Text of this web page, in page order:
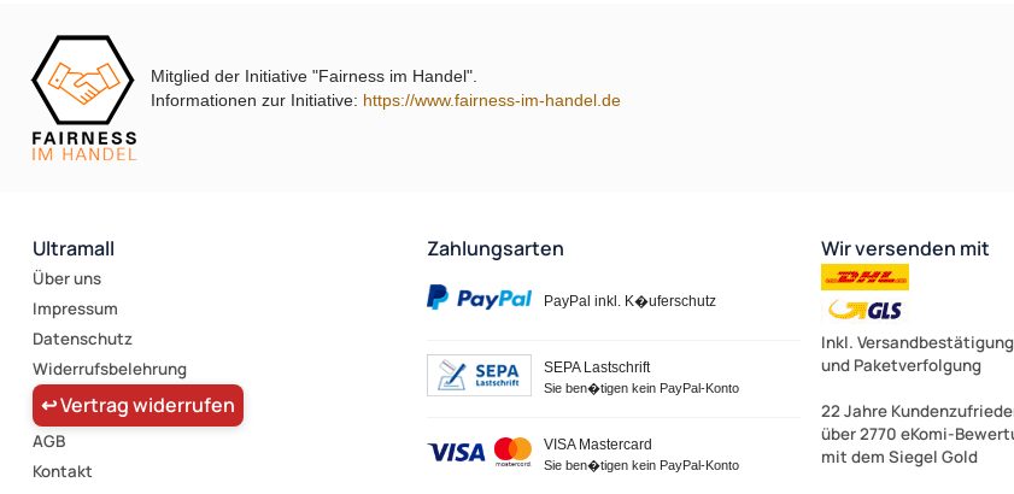
Mitglied der Initiative "Fairness im Handel".
Informationen zur Initiative: https://www.fairness-im-handel.de
Ultramall
Über uns
Impressum
Datenschutz
Widerrufsbelehrung
↩ Vertrag widerrufen
AGB
Kontakt
Zahlungsarten
PayPal inkl. K�uferschutz
SEPA Lastschrift
Sie ben�tigen kein PayPal-Konto
VISA Mastercard
Sie ben�tigen kein PayPal-Konto
Wir versenden mit
Inkl.
und Paketverfolgung
22 Jahre
über 2770 eKomi-
mit dem Siegel Gold